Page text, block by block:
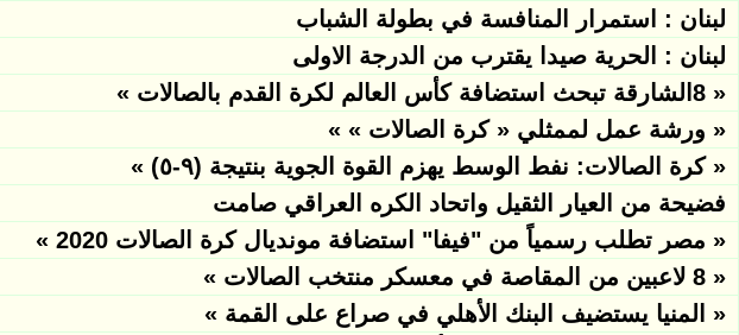
لبنان : استمرار المنافسة في بطولة الشباب
لبنان : الحرية صيدا يقترب من الدرجة الاولى
« 8الشارقة تبحث استضافة كأس العالم لكرة القدم بالصالات »
« ورشة عمل لممثلي « كرة الصالات » »
« كرة الصالات: نفط الوسط يهزم القوة الجوية بنتيجة (٩-٥) »
فضيحة من العيار الثقيل واتحاد الكره العراقي صامت
« مصر تطلب رسمياً من "فيفا" استضافة مونديال كرة الصالات 2020 »
« 8 لاعبين من المقاصة في معسكر منتخب الصالات »
« المنيا يستضيف البنك الأهلي في صراع على القمة »